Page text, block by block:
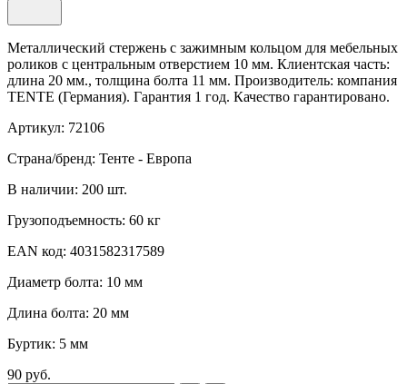
Металлический стержень с зажимным кольцом для мебельных
роликов с центральным отверстием 10 мм. Клиентская часть:
длина 20 мм., толщина болта 11 мм. Производитель: компания
TENTE (Германия). Гарантия 1 год. Качество гарантировано.
Артикул: 72106
Страна/бренд: Тенте - Европа
В наличии: 200 шт.
Грузоподъемность: 60 кг
EAN код: 4031582317589
Диаметр болта: 10 мм
Длина болта: 20 мм
Буртик: 5 мм
90 руб.